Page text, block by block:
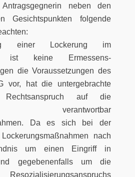
neben den
Gesichtspunkten folgende
einer Lockerung im
ist keine Ermessens-
die Voraussetzungen des
vor, hat die untergebrachte
auf die
verantwortbar
Da es sich bei der
nach
um einen Eingriff in
gegebenenfalls um die